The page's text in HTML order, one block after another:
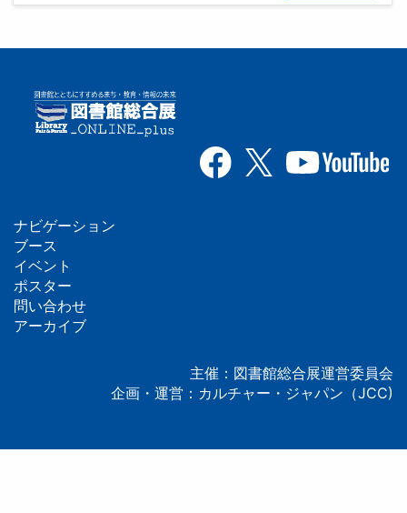
フ
ッ
タ
ナビゲーション
ブース
イベント
ポスター
問い合わせ
アーカイブ
主催：図書館総合展運営委員会
企画・運営：カルチャー・ジャパン（JCC)